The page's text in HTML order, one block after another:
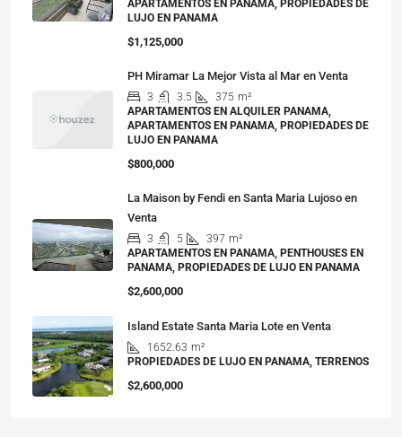
APARTAMENTOS EN PANAMA, PROPIEDADES DE
LUJO EN PANAMA
$1,125,000
PH Miramar La Mejor Vista al Mar en Venta
3 3.5 375 m²
APARTAMENTOS EN ALQUILER PANAMA,
APARTAMENTOS EN PANAMA, PROPIEDADES DE
LUJO EN PANAMA
$800,000
La Maison by Fendi en Santa Maria Lujoso en
Venta
3 5 397 m²
APARTAMENTOS EN PANAMA, PENTHOUSES EN
PANAMA, PROPIEDADES DE LUJO EN PANAMA
$2,600,000
Island Estate Santa Maria Lote en Venta
1652.63 m²
PROPIEDADES DE LUJO EN PANAMA, TERRENOS
$2,600,000